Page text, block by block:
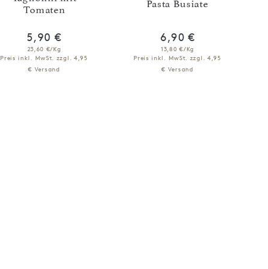
Tomaten
5,90 €
23,60 €/Kg
Preis inkl. MwSt. zzgl. 4,95
€ Versand
Pasta Busiate
6,90 €
13,80 €/Kg
Preis inkl. MwSt. zzgl. 4,95
€ Versand